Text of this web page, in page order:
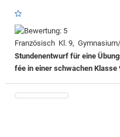
Französisch Kl. 9,
Stundenentwurf für eine
fée in einer schwachen Klasse